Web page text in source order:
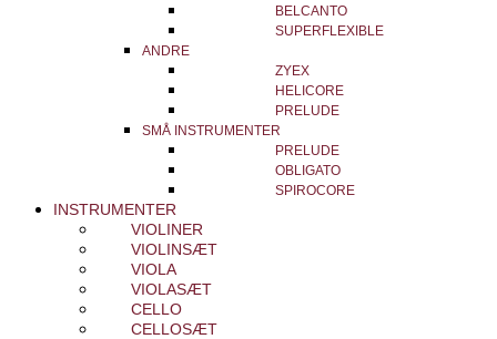
BELCANTO
SUPERFLEXIBLE
ANDRE
ZYEX
HELICORE
PRELUDE
SMÅ INSTRUMENTER
PRELUDE
OBLIGATO
SPIROCORE
INSTRUMENTER
VIOLINER
VIOLINSÆT
VIOLA
VIOLASÆT
CELLO
CELLOSÆT